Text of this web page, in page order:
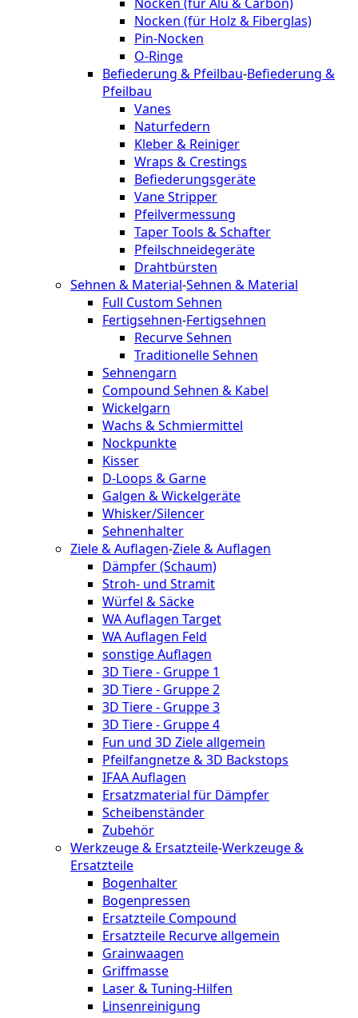
Nocken (für Holz & Fiberglas)
Pin-Nocken
O-Ringe
Befiederung & Pfeilbau-Befiederung &
Pfeilbau
Vanes
Naturfedern
Kleber & Reiniger
Wraps & Crestings
Befiederungsgeräte
Vane Stripper
Pfeilvermessung
Taper Tools & Schafter
Pfeilschneidegeräte
Drahtbürsten
Sehnen & Material-Sehnen & Material
Full Custom Sehnen
Fertigsehnen-Fertigsehnen
Recurve Sehnen
Traditionelle Sehnen
Sehnengarn
Compound Sehnen & Kabel
Wickelgarn
Wachs & Schmiermittel
Nockpunkte
Kisser
D-Loops & Garne
Galgen & Wickelgeräte
Whisker/Silencer
Sehnenhalter
Ziele & Auflagen-Ziele & Auflagen
Dämpfer (Schaum)
Stroh- und Stramit
Würfel & Säcke
WA Auflagen Target
WA Auflagen Feld
sonstige Auflagen
3D Tiere - Gruppe 1
3D Tiere - Gruppe 2
3D Tiere - Gruppe 3
3D Tiere - Gruppe 4
Fun und 3D Ziele allgemein
Pfeilfangnetze & 3D Backstops
IFAA Auflagen
Ersatzmaterial für Dämpfer
Scheibenständer
Zubehör
Werkzeuge & Ersatzteile-Werkzeuge &
Ersatzteile
Bogenhalter
Bogenpressen
Ersatzteile Compound
Ersatzteile Recurve allgemein
Grainwaagen
Griffmasse
Laser & Tuning-Hilfen
Linsenreinigung